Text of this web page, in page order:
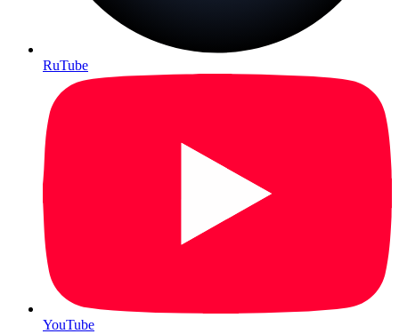
RuTube
YouTube